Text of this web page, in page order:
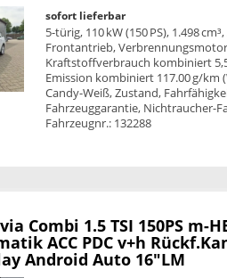
sofort lieferbar
5-türig, 110 kW (150 PS), 1.498
Frontantrieb, Verbrennungsmotor
Kraftstoffverbrauch kombiniert 5,5
Emission kombiniert 117.00 g/km
Candy-Weiß, Zustand,
Fahrzeuggarantie, Nichtraucher-
Fahrzeugnr.: 132288
Combi 1.5 TSI 150PS m-
ACC PDC v+h
Android Auto 16"LM